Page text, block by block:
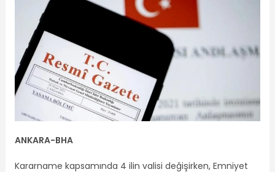
ANKARA-BHA
Kararname kapsamında 4 ilin valisi değişirken, Emniyet